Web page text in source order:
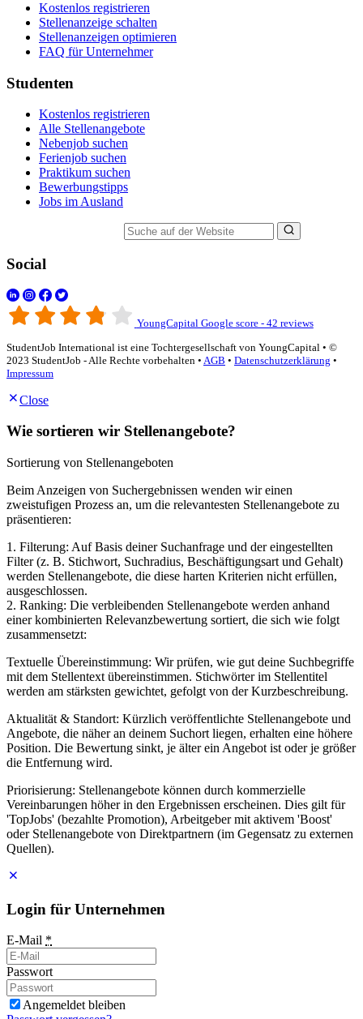
Kostenlos registrieren
Stellenanzeige schalten
Stellenanzeigen optimieren
FAQ für Unternehmer
Studenten
Kostenlos registrieren
Alle Stellenangebote
Nebenjob suchen
Ferienjob suchen
Praktikum suchen
Bewerbungstipps
Jobs im Ausland
Social
YoungCapital Google score - 42 reviews
StudentJob International ist eine Tochtergesellschaft von YoungCapital • ©
2023 StudentJob - Alle Rechte vorbehalten • AGB • Datenschutzerklärung •
Impressum
Close
Wie sortieren wir Stellenangebote?
Sortierung von Stellenangeboten
Beim Anzeigen von Suchergebnissen wenden wir einen
zweistufigen Prozess an, um die relevantesten Stellenangebote zu
präsentieren:
1. Filterung: Auf Basis deiner Suchanfrage und der eingestellten
Filter (z. B. Stichwort, Suchradius, Beschäftigungsart und Gehalt)
werden Stellenangebote, die diese harten Kriterien nicht erfüllen,
ausgeschlossen.
2. Ranking: Die verbleibenden Stellenangebote werden anhand
einer kombinierten Relevanzbewertung sortiert, die sich wie folgt
zusammensetzt:
Textuelle Übereinstimmung: Wir prüfen, wie gut deine Suchbegriffe
mit dem Stellentext übereinstimmen. Stichwörter im Stellentitel
werden am stärksten gewichtet, gefolgt von der Kurzbeschreibung.
Aktualität & Standort: Kürzlich veröffentlichte Stellenangebote und
Angebote, die näher an deinem Suchort liegen, erhalten eine höhere
Position. Die Bewertung sinkt, je älter ein Angebot ist oder je größer
die Entfernung wird.
Priorisierung: Stellenangebote können durch kommerzielle
Vereinbarungen höher in den Ergebnissen erscheinen. Dies gilt für
'TopJobs' (bezahlte Promotion), Arbeitgeber mit aktivem 'Boost'
oder Stellenangebote von Direktpartnern (im Gegensatz zu externen
Quellen).
Login für Unternehmen
E-Mail *
Passwort
Angemeldet bleiben